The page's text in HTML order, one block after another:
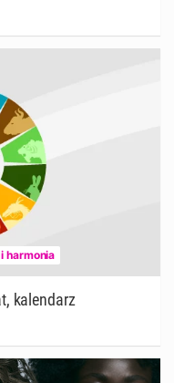
harmonia
kalendarz